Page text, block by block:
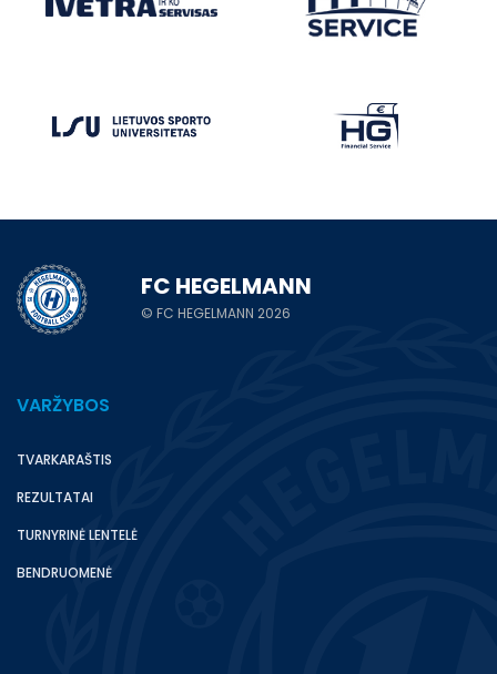
FC HEGELMANN
© FC HEGELMANN 2026
VARŽYBOS
TVARKARAŠTIS
REZULTATAI
TURNYRINĖ LENTELĖ
BENDRUOMENĖ